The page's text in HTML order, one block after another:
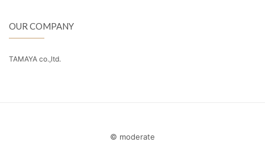
OUR COMPANY
TAMAYA co.,ltd.
© moderate